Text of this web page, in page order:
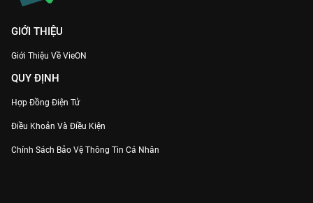
GIỚI THIỆU
Giới Thiệu Về VieON
QUY ĐỊNH
Hợp Đồng Điện Tử
Điều Khoản Và Điều Kiện
Chính Sách Bảo Vệ Thông Tin Cá Nhân